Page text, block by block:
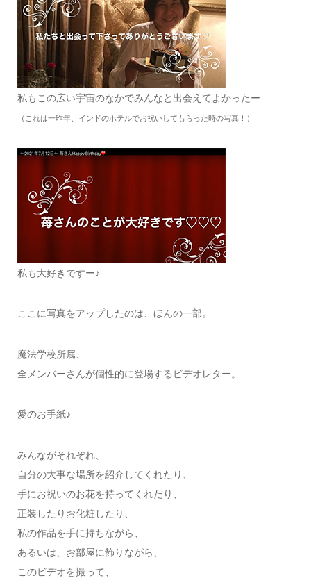
私もこの広い宇宙のなかでみんなと出会えてよかったー
（これは一昨年、インドのホテルでお祝いしてもらった時の写真！）
私も大好きですー♪
ここに写真をアップしたのは、ほんの一部。
魔法学校所属、
全メンバーさんが個性的に登場するビデオレター。
愛のお手紙♪
みんながそれぞれ、
自分の大事な場所を紹介してくれたり、
手にお祝いのお花を持ってくれたり、
正装したりお化粧したり、
私の作品を手に持ちながら、
あるいは、お部屋に飾りながら、
このビデオを撮って、